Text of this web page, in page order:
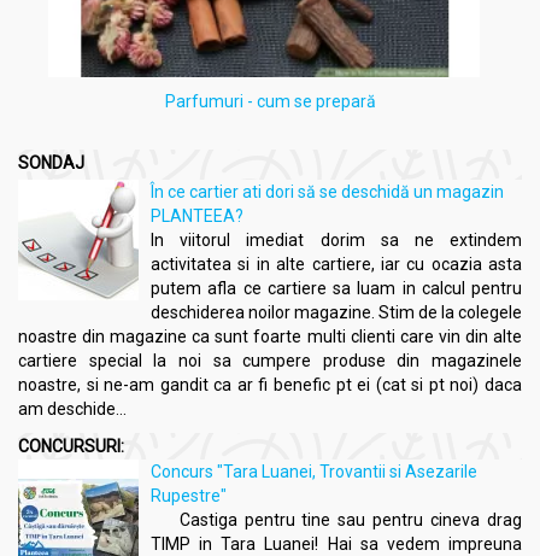
Parfumuri - cum se prepară
SONDAJ
În ce cartier ati dori să se deschidă un magazin
PLANTEEA?
In viitorul imediat dorim sa ne extindem
activitatea si in alte cartiere, iar cu ocazia asta
putem afla ce cartiere sa luam in calcul pentru
deschiderea noilor magazine. Stim de la colegele
noastre din magazine ca sunt foarte multi clienti care vin din alte
cartiere special la noi sa cumpere produse din magazinele
noastre, si ne-am gandit ca ar fi benefic pt ei (cat si pt noi) daca
am deschide...
CONCURSURI:
Concurs "Tara Luanei, Trovantii si Asezarile
Rupestre"
Castiga pentru tine sau pentru cineva drag
TIMP in Tara Luanei! Hai sa vedem impreuna